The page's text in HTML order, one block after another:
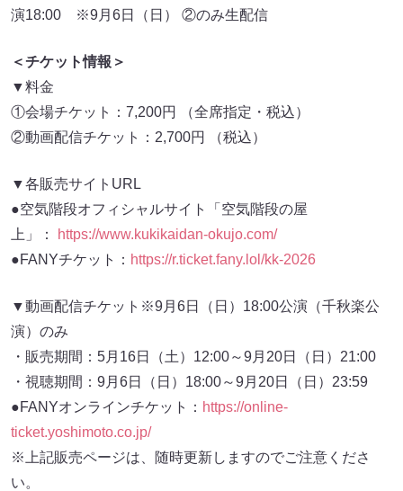
演18:00 ※9月6日（日） ②のみ生配信
＜チケット情報＞
▼料金
①会場チケット：7,200円 （全席指定・税込）
②動画配信チケット：2,700円 （税込）
▼各販売サイトURL
●空気階段オフィシャルサイト「空気階段の屋
上」：
https://www.kukikaidan-okujo.com/
●FANYチケット： https://r.ticket.fany.lol/kk-2026
▼動画配信チケット※9月6日（日）18:00公演（千秋楽公
演）のみ
・販売期間：5月16日（土）12:00～9月20日（日）21:00
・視聴期間：9月6日（日）18:00～9月20日（日）23:59
●FANYオンラインチケット： https://online-
ticket.yoshimoto.co.jp/
※上記販売ページは、随時更新しますのでご注意くださ
い。